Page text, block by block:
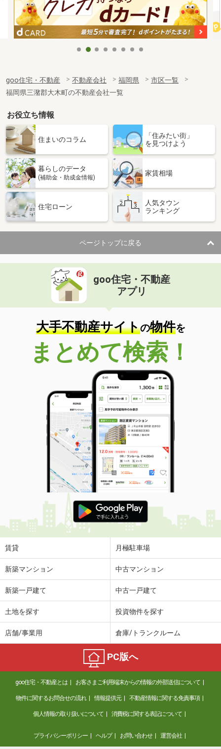
goo住宅・不動産 不動産会社 福岡県
市区一覧
福岡県三潴郡大木町の不動産会社一覧
お役立ち情報
住まいのコラム
「住みたい街」
を見つけよう
暮らしのデータ
(補助金・助成金情報)
家賃相場
住宅ローン
人気タウン
ランキング
ページトップに戻る
goo住宅・不動産
アプリ
大手不動産サイトの物件を
まとめて検索！
賃貸 月極駐車場
新築マンション 中古マンション
新築一戸建て 中古一戸建て
土地を探す 投資物件を探す
店舗/事業用 倉庫/トランクルーム
PC版へ
goo住宅・不動産とは お客さまご利用端末からの情報の外部送信について
物件に関するお問合せの流れ 情報提供元 不動産情報に関する免責事項
個人情報の取り扱いについて 消費税に関する表記について
プライバシーポリシー ヘルプ お問い合わせ 運営会社